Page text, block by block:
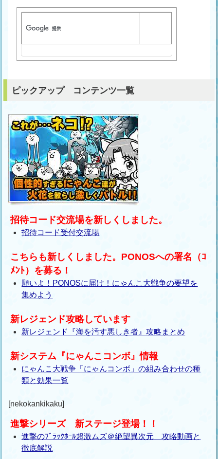
ピックアップ コンテンツ一覧
招待コード交流場を新しくしました。
招待コード受付交流場
こちらも新しくしました。PONOSへの署名（ｺ
ﾒﾝﾄ）を募る！
願いよ！PONOSに届け！にゃんこ大戦争の要望を
集めよう
新レジェンド攻略しています
新レジェンド『海を汚す悪しき者』攻略まとめ
新システム『にゃんこコンボ』情報
にゃんこ大戦争「にゃんコンボ」の組み合わせの種
類と効果一覧
[nekokankikaku]
進撃シリーズ 新ステージ登場！！
進撃のﾌﾞﾗｯｸﾎｰﾙ超激ムズ＠絶望異次元 攻略動画と
徹底解説